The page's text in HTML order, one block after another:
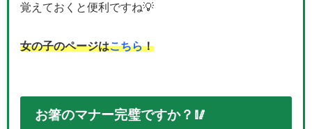
覚えておくと便利ですね💡
女の子のページはこちら！
お箸のマナー完璧ですか？🥢